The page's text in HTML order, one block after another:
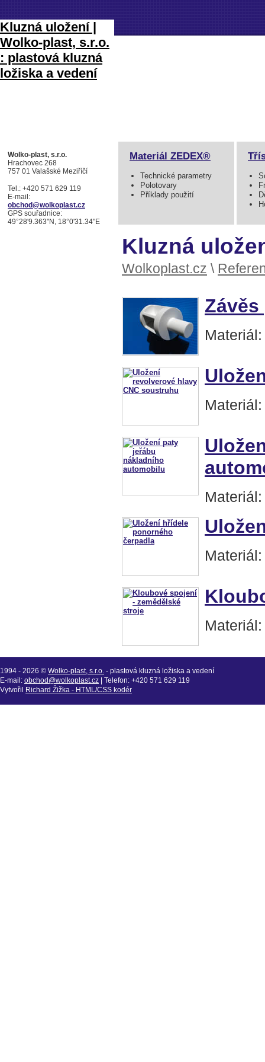
Kluzná uložení |
Wolko-plast, s.r.o.
: plastová kluzná
ložiska a vedení
Materiál ZEDEX®
Technické parametry
Polotovary
Příklady použití
Kluzná
Wolkoplast.cz \
Wolko-plast, s.r.o.
Hrachovec 268
757 01 Valašské Meziříčí
Tel.: +420 571 629 119
E-mail:
obchod@wolkoplast.cz
GPS souřadnice:
49°28'9.363"N, 18°0'31.34"E
1994 - 2026 © Wolko-plast, s.r.o. - plastová kluzná ložiska a vedení
E-mail: obchod@wolkoplast.cz | Telefon: +420 571 629 119
Vytvořil
Richard Žižka - HTML/CSS kodér